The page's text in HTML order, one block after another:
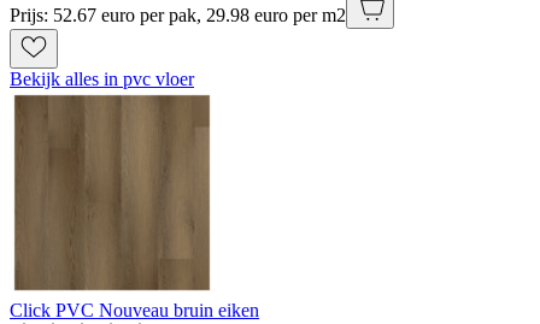
Prijs: 52.67 euro per pak, 29.98 euro per m2
Bekijk alles in pvc vloer
Click PVC Nouveau bruin eiken